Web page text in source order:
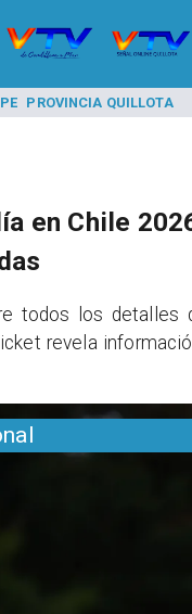
PROVINCIA QUILLOTA
en Chile
todos los detalles
revela